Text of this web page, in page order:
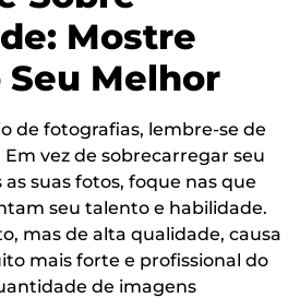
Mostre
Seu Melhor
de fotografias, lembre-se de
Em vez de sobrecarregar seu
suas fotos, foque nas que
seu talento e habilidade.
mas de alta qualidade, causa
mais forte e profissional do
de imagens